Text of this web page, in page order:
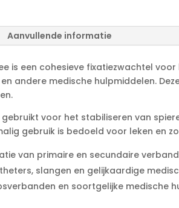
Aanvullende informatie
is een cohesieve fixatiezwachtel
andere medische hulpmiddelen.
voor het stabiliseren van
gebruik is bedoeld voor leken en
van primaire en secundaire
slangen en gelijkaardige
en soortgelijke medische